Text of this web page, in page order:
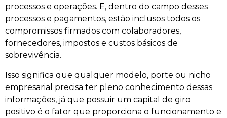
processos e operações. E, dentro do campo desses
processos e pagamentos, estão inclusos todos os
compromissos firmados com colaboradores,
fornecedores, impostos e custos básicos de
sobrevivência.
Isso significa que qualquer modelo, porte ou nicho
empresarial precisa ter pleno conhecimento dessas
informações, já que possuir um capital de giro
positivo é o fator que proporciona o funcionamento e